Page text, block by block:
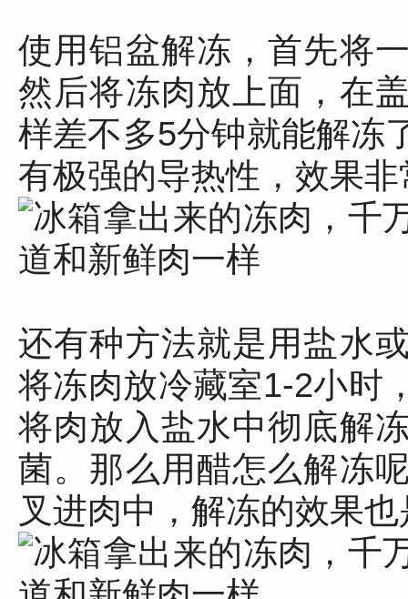
使用铝盆解冻，首先将
然后将冻肉放上面，在
样差不多5分钟就能解冻
有极强的导热性，效果
还有种方法就是用盐水
将冻肉放冷藏室1-2小时
将肉放入盐水中彻底解
菌。那么用醋怎么解冻
叉进肉中，解冻的效果